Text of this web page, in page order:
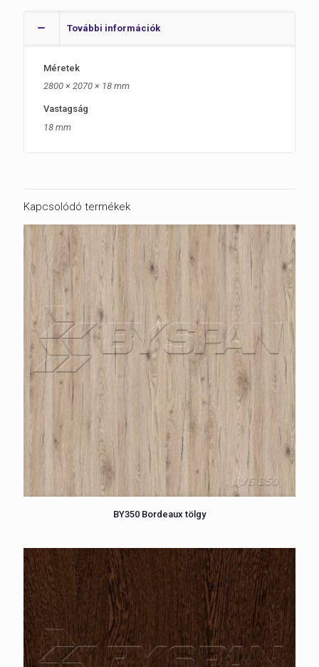
További információk
Méretek
2800 × 2070 × 18 mm
Vastagság
18 mm
Kapcsolódó termékek
BY350 Bordeaux tölgy